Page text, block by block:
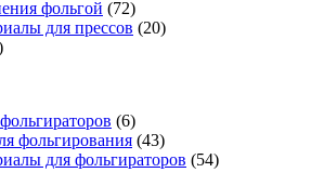
фольгой (72)
для прессов (20)
(6)
фольгирования (43)
для фольгираторов (54)